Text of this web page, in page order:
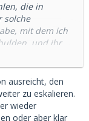
die in
solche
mit dem ich
und ihr
war
Beträge
– nicht
ausreicht, den
zu eskalieren.
wieder
oder aber klar